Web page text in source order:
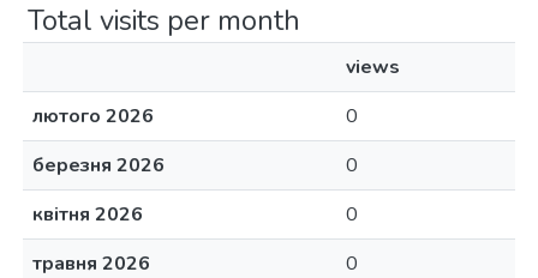
Total visits per month
views
лютого 2026
0
березня 2026
0
квітня 2026
0
травня 2026
0